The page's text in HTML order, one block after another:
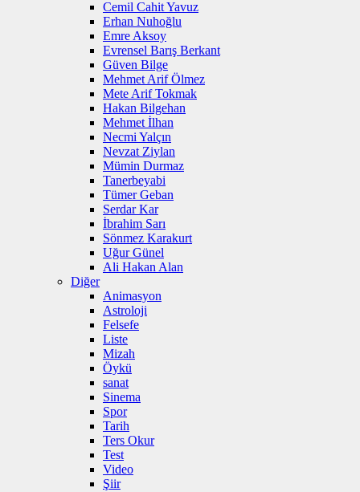
Cemil Cahit Yavuz
Erhan Nuhoğlu
Emre Aksoy
Evrensel Barış Berkant
Güven Bilge
Mehmet Arif Ölmez
Mete Arif Tokmak
Hakan Bilgehan
Mehmet İlhan
Necmi Yalçın
Nevzat Ziylan
Mümin Durmaz
Tanerbeyabi
Tümer Geban
Serdar Kar
İbrahim Sarı
Sönmez Karakurt
Uğur Günel
Ali Hakan Alan
Diğer
Animasyon
Astroloji
Felsefe
Liste
Mizah
Öykü
sanat
Sinema
Spor
Tarih
Ters Okur
Test
Video
Şiir